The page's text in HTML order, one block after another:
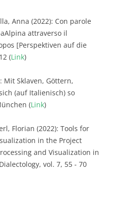
Anna (2022): Con parole
attraverso il
[Perspektiven auf die
(Link)
Mit Sklaven, Göttern,
(auf Italienisch) so
(Link)
Florian (2022): Tools for
in the Project
and Visualization in
vol. 7, 55 - 70